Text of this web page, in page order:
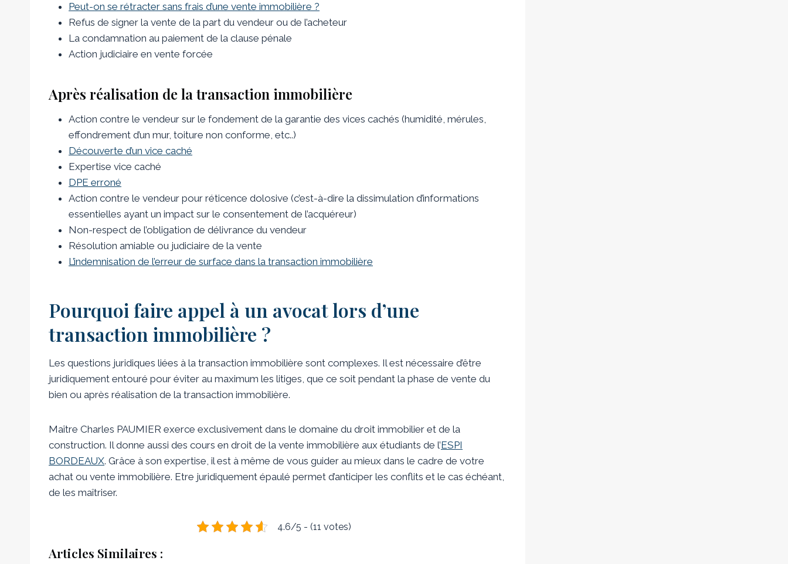
Peut-on se rétracter sans frais d’une vente immobilière ?
Refus de signer la vente de la part du vendeur ou de l’acheteur
La condamnation au paiement de la clause pénale
Action judiciaire en vente forcée
Après réalisation de la transaction immobilière
Action contre le vendeur sur le fondement de la garantie des vices cachés (humidité, mérules,
effondrement d’un mur, toiture non conforme, etc..)
Découverte d’un vice caché
Expertise vice caché
DPE erroné
Action contre le vendeur pour réticence dolosive (c’est-à-dire la dissimulation d’informations
essentielles ayant un impact sur le consentement de l’acquéreur)
Non-respect de l’obligation de délivrance du vendeur
Résolution amiable ou judiciaire de la vente
L’indemnisation de l’erreur de surface dans la transaction immobilière
Pourquoi faire appel à un avocat lors d’une
transaction immobilière ?
Les questions juridiques liées à la transaction immobilière sont complexes. Il est nécessaire d’être
juridiquement entouré pour éviter au maximum les litiges, que ce soit pendant la phase de vente du
bien ou après réalisation de la transaction immobilière.
Maître Charles PAUMIER exerce exclusivement dans le domaine du droit immobilier et de la
construction. Il donne aussi des cours en droit de la vente immobilière aux étudiants de l’ESPI
BORDEAUX. Grâce à son expertise, il est à même de vous guider au mieux dans le cadre de votre
achat ou vente immobilière. Etre juridiquement épaulé permet d’anticiper les conflits et le cas échéant,
de les maîtriser.
4.6/5 - (11 votes)
Articles Similaires :